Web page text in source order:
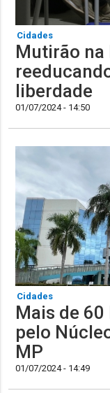
Cidades
Mutirão na
liberdade
01/07/2024 - 14:50
Cidades
Mais de
pelo
MP
01/07/2024 - 14:49